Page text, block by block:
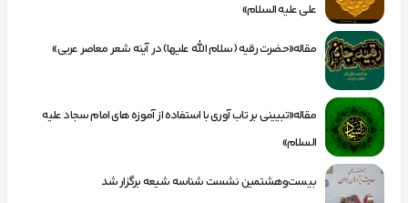
علی علیه السلام»
مقاله«حضرت رقیه (سلام الله علیها) در آینه شعر معاصر عربی»
مقاله«تبیینی بر تاب آوری با استفاده از آموزه های امام سجاد علیه
السلام»
بیست‌وهشتمین نشست شناسه شیعه برگزار شد